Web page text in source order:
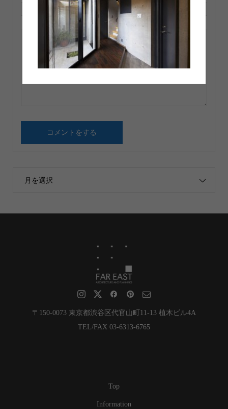
月を選択
〒150-0073 東京都渋谷区代官山町11-13 植木ビル4A
TEL/FAX 03-6313-6765
Top
Information